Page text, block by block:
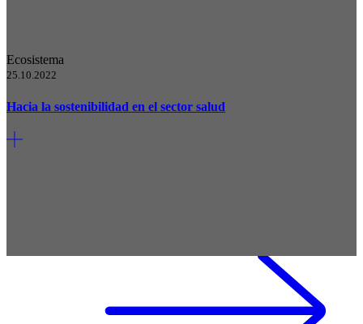
Ecosistema
25.10.2022
Hacia la sostenibilidad en el sector salud